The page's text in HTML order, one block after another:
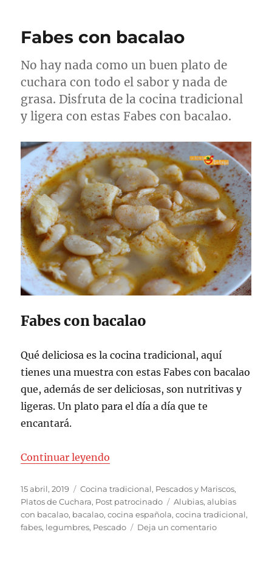
Fabes con bacalao
No hay nada como un buen plato de
cuchara con todo el sabor y nada de
grasa. Disfruta de la cocina tradicional
y ligera con estas Fabes con bacalao.
Fabes con bacalao
Qué deliciosa es la cocina tradicional, aquí
tienes una muestra con estas Fabes con bacalao
que, además de ser deliciosas, son nutritivas y
ligeras. Un plato para el día a día que te
encantará.
Continuar leyendo
Publicado
el
15 abril, 2019 Categorías
Cocina tradicional, Pescados y Mariscos,
Platos de Cuchara, Post patrocinado Etiquetas
Alubias,alubias
con bacalao, bacalao,cocina española,cocina tradicional,
fabes, legumbres, Pescado Deja un comentarioen